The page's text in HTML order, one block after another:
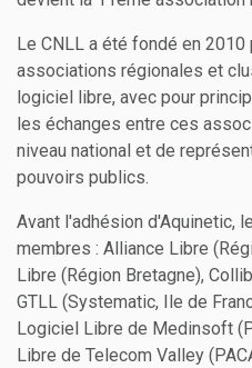
Le CNLL a été fondé en
associations régionales et
logiciel libre, avec pour
les échanges entre ces
niveau national et de
pouvoirs publics.
Avant l'adhésion d'Aquinetic,
membres : Alliance Libre
Libre (Région Bretagne),
GTLL (Systematic, Ile de
Logiciel Libre de Medinsoft
Libre de Telecom Valley